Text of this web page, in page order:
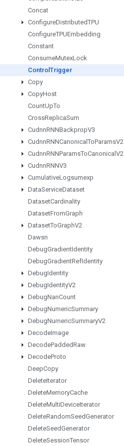
Concat
ConfigureDistributedTPU
ConfigureTPUEmbedding
Constant
ConsumeMutexLock
Control Trigger
Copy
CopyHost
CountUpTo
CrossReplicaSum
CudnnRNNBackpropV3
CudnnRNNCanonical ToParamsV2
CudnnRNNParamsToCanonical V2
CudnnRNNV3
CumulativeLogsumexp
DataServiceDataset
DatasetCardinality
DatasetFromGraph
DatasetToGraphV2
Dawsn
DebugGradientIdentity
DebugGradientRefIdentity
DebugIdentity
DebugIdentityV2
DebugNanCount
DebugNumericSummary
DebugNumericSummaryV2
DecodeImage
DecodePaddedRaw
DecodeProto
DeepCopy
DeleteIterator
DeleteMemoryCache
DeleteMultiDeviceIterator
DeleteRandomSeedGenerator
DeleteSeedGenerator
DeleteSessionTensor